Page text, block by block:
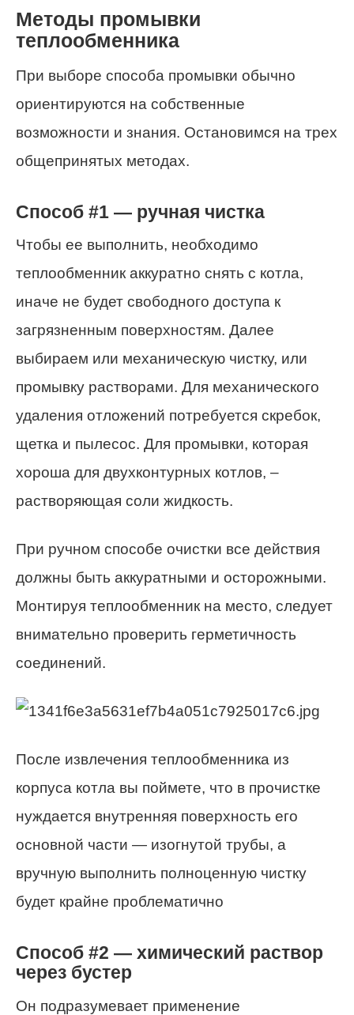
Методы промывки
теплообменника
При выборе способа промывки обычно
ориентируются на собственные
возможности и знания. Остановимся на трех
общепринятых методах.
Способ #1 — ручная чистка
Чтобы ее выполнить, необходимо
теплообменник аккуратно снять с котла,
иначе не будет свободного доступа к
загрязненным поверхностям. Далее
выбираем или механическую чистку, или
промывку растворами. Для механического
удаления отложений потребуется скребок,
щетка и пылесос. Для промывки, которая
хороша для двухконтурных котлов, –
растворяющая соли жидкость.
При ручном способе очистки все действия
должны быть аккуратными и осторожными.
Монтируя теплообменник на место, следует
внимательно проверить герметичность
соединений.
После извлечения теплообменника из
корпуса котла вы поймете, что в прочистке
нуждается внутренняя поверхность его
основной части — изогнутой трубы, а
вручную выполнить полноценную чистку
будет крайне проблематично
Способ #2 — химический раствор
через бустер
Он подразумевает применение